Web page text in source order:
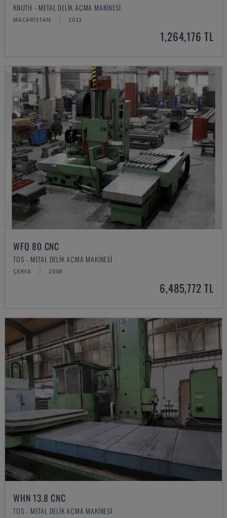
KNUTH - METAL DELIK AÇMA MAKINESI
MACARISTAN 2013
1,264,176 TL
WFQ 80 CNC
TOS - METAL DELIK AÇMA MAKINESI
ÇEKYA 2008
6,485,772 TL
WHN 13.8 CNC
TOS - METAL DELIK AÇMA MAKINESI